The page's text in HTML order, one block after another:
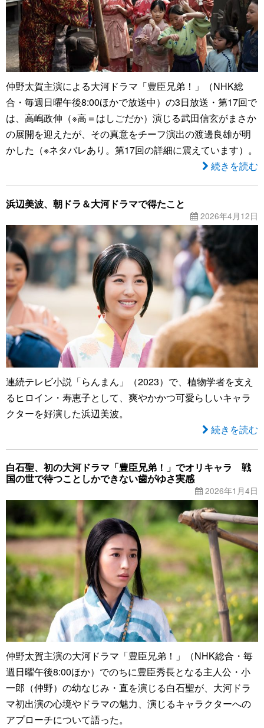
仲野太賀主演による大河ドラマ「豊臣兄弟！」（NHK総
合・毎週日曜午後8:00ほかで放送中）の3日放送・第17回で
は、高嶋政伸（※高＝はしごだか）演じる武田信玄がまさか
の展開を迎えたが、その真意をチーフ演出の渡邊良雄が明
かした（※ネタバレあり。第17回の詳細に震えています）。
続きを読む
浜辺美波、朝ドラ＆大河ドラマで得たこと
2026年4月12日
連続テレビ小説「らんまん」（2023）で、植物学者を支え
るヒロイン・寿恵子として、爽やかかつ可愛らしいキャラ
クターを好演した浜辺美波。
続きを読む
白石聖、初の大河ドラマ「豊臣兄弟！」でオリキャラ 戦
国の世で待つことしかできない歯がゆさ実感
2026年1月4日
仲野太賀主演の大河ドラマ「豊臣兄弟！」（NHK総合・毎
週日曜午後8:00ほか）でのちに豊臣秀長となる主人公・小
一郎（仲野）の幼なじみ・直を演じる白石聖が、大河ドラ
マ初出演の心境やドラマの魅力、演じるキャラクターへの
アプローチについて語った。